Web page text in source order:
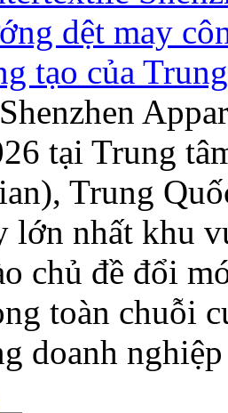
tại Trung
Trung
lớn nhất khu
chủ đề đổi
toàn chuỗi
doanh